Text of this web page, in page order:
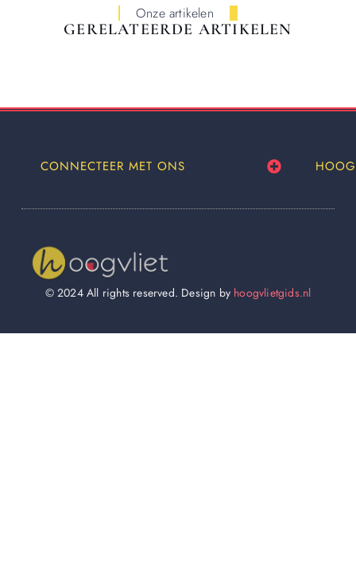
Onze artikelen
GERELATEERDE ARTIKELEN
CONNECTEER MET ONS
© 2024 All rights reserved. Design by hoogvlietgids.nl